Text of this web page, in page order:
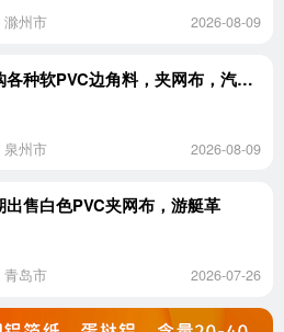
滁州市 2026-08-09
求购各种软PVC边角料，夹网布，汽车坐垫海绵革，跑步机履带
泉州市 2026-08-09
出售白色PVC夹网布，游艇革
青岛市 2026-07-26